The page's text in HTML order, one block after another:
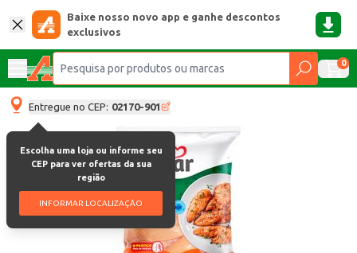
Baixe nosso novo app e ganhe descontos
exclusivos
0
Entregue no CEP: 02170-901
Escolha uma loja ou informe seu
CEP para ver ofertas da sua
região
INFORMAR LOCALIZAÇÃO